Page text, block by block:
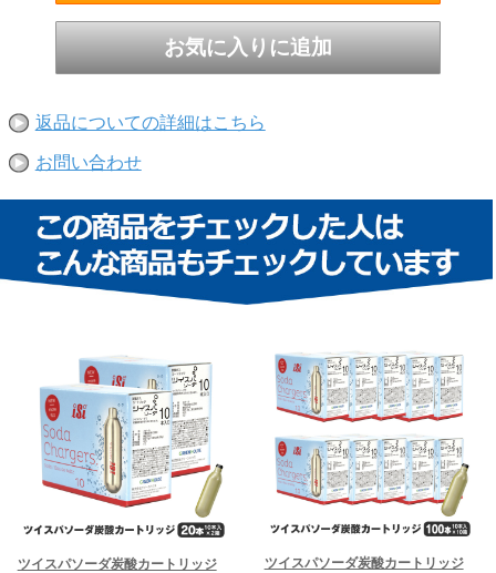
返品についての詳細はこちら
お問い合わせ
ツイスパソーダ炭酸カートリッジ
ツイスパソーダ炭酸カートリッジ